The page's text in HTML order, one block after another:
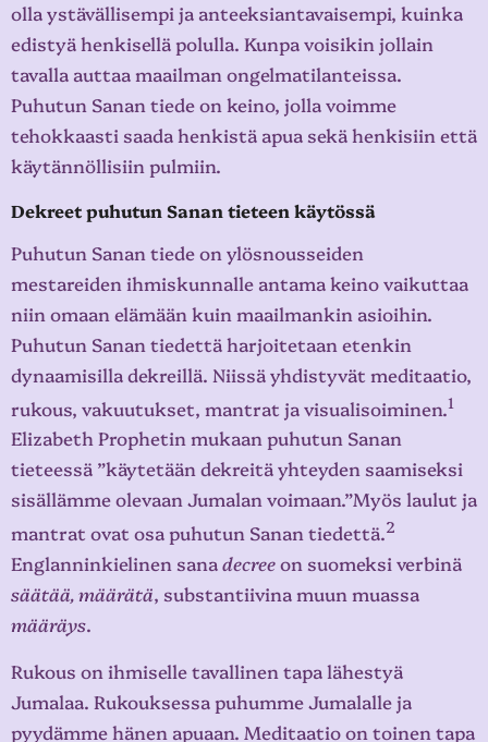
olla ystävällisempi ja anteeksiantavaisempi, kuinka
edistyä henkisellä polulla. Kunpa voisikin jollain
tavalla auttaa maailman ongelmatilanteissa.
Puhutun Sanan tiede on keino, jolla voimme
tehokkaasti saada henkistä apua sekä henkisiin että
käytännöllisiin pulmiin.
Dekreet puhutun Sanan tieteen käytössä
Puhutun Sanan tiede on ylösnousseiden
mestareiden ihmiskunnalle antama keino vaikuttaa
niin omaan elämään kuin maailmankin asioihin.
Puhutun Sanan tiedettä harjoitetaan etenkin
dynaamisilla dekreillä. Niissä yhdistyvät meditaatio,
rukous, vakuutukset, mantrat ja visualisoiminen.1
Elizabeth Prophetin mukaan puhutun Sanan
tieteessä ”käytetään dekreitä yhteyden saamiseksi
sisällämme olevaan Jumalan voimaan.”Myös laulut ja
mantrat ovat osa puhutun Sanan tiedettä.2
Englanninkielinen sanadecreeon suomeksi verbinä
säätää, määrätä, substantiivina muun muassa
määräys.
Rukous on ihmiselle tavallinen tapa lähestyä
Jumalaa. Rukouksessa puhumme Jumalalle ja
pyydämme hänen apuaan. Meditaatio on toinen tapa